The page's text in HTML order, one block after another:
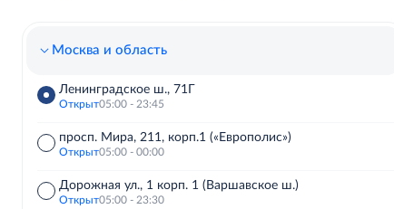
Москва и область
Ленинградское ш., 71Г
Открыт05:00 - 23:45
просп. Мира, 211, корп.1 («Европолис»)
Открыт05:00 - 00:00
Дорожная ул., 1 корп. 1 (Варшавское ш.)
Открыт05:00 - 23:30